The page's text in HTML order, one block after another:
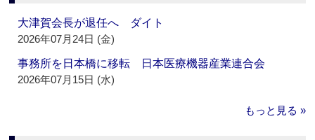
大津賀会長が退任へ ダイト
2026年07月24日 (金)
事務所を日本橋に移転 日本医療機器産業連合会
2026年07月15日 (水)
もっと見る »